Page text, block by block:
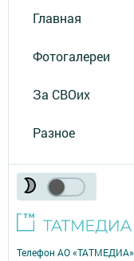
Главная
Фотогалереи
За СВОих
Разное
Телефон АО